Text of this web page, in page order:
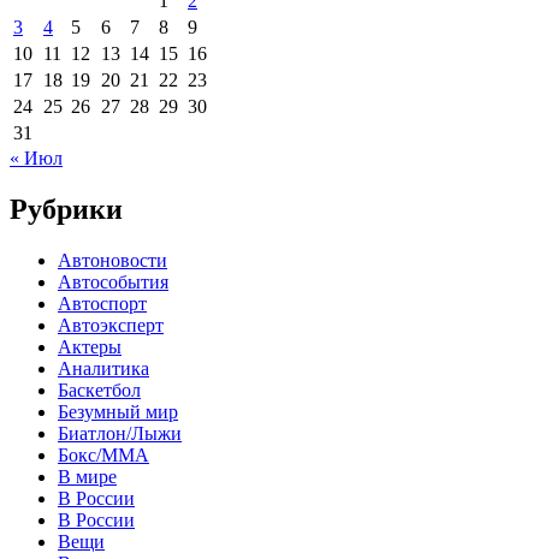
3
4 5 6 7 8
9
10 11 12 13 14 15 16
17 18 19 20 21 22 23
24 25 26 27 28 29 30
31
« Июл
Рубрики
Автоновости
Автособытия
Автоспорт
Автоэксперт
Актеры
Аналитика
Баскетбол
Безумный мир
Биатлон/Лыжи
Бокс/MMA
В мире
В России
В России
Вещи